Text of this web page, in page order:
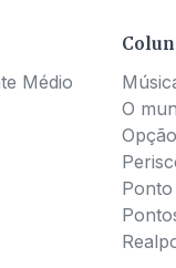
Médio
O
Ponto